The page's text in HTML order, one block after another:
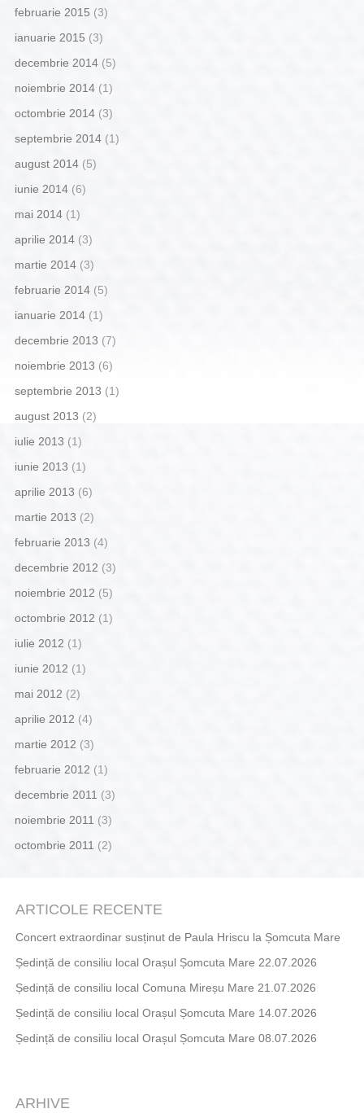
februarie 2015 (3)
ianuarie 2015 (3)
decembrie 2014(5)
noiembrie 2014(1)
octombrie 2014(3)
septembrie 2014(1)
august 2014(5)
iunie 2014(6)
mai 2014(1)
aprilie 2014(3)
martie 2014(3)
februarie 2014(5)
ianuarie 2014(1)
decembrie 2013 (7)
noiembrie 2013 (6)
septembrie 2013 (1)
august 2013 (2)
iulie 2013 (1)
iunie 2013 (1)
aprilie 2013 (6)
martie 2013 (2)
februarie 2013 (4)
decembrie 2012 (3)
noiembrie 2012 (5)
octombrie 2012 (1)
iulie 2012 (1)
iunie 2012 (1)
mai 2012 (2)
aprilie 2012 (4)
martie 2012 (3)
februarie 2012 (1)
decembrie 2011 (3)
noiembrie 2011 (3)
octombrie 2011 (2)
ARTICOLE RECENTE
Concert extraordinar susținut de Paula Hriscu la Șomcuta Mare
Ședință de consiliu local Orașul Șomcuta Mare 22.07.2026
Ședință de consiliu local Comuna Mireșu Mare 21.07.2026
Ședință de consiliu local Orașul Șomcuta Mare 14.07.2026
Ședință de consiliu local Orașul Șomcuta Mare 08.07.2026
ARHIVE